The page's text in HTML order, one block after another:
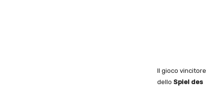
Il gioco vincitore
dello Spiel des